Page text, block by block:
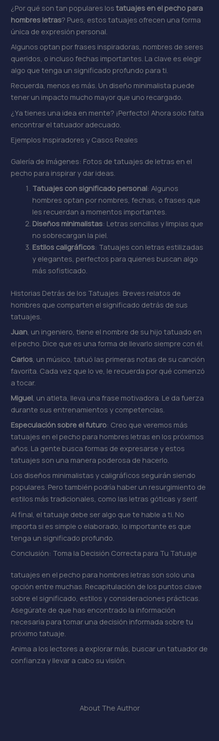
¿Por qué son tan populares lostatuajes en el pecho para
hombres letras? Pues, estos tatuajes ofrecen una forma
única de expresión personal.
Algunos optan por frases inspiradoras, nombres de seres
queridos, o incluso fechas importantes. La clave es elegir
algo que tenga un significado profundo para ti.
Recuerda, menos es más. Un diseño minimalista puede
tener un impacto mucho mayor que uno recargado.
¿Ya tienes una idea en mente? ¡Perfecto! Ahora solo falta
encontrar el tatuador adecuado.
Ejemplos Inspiradores y Casos Reales
Galería de Imágenes: Fotos de tatuajes de letras en el
pecho para inspirar y dar ideas.
Tatuajes con significado personal: Algunos
hombres optan por nombres, fechas, o frases que
les recuerdan a momentos importantes.
Diseños minimalistas: Letras sencillas y limpias que
no sobrecargan la piel.
Estilos caligráficos: Tatuajes con letras estilizadas
y elegantes, perfectos para quienes buscan algo
más sofisticado.
Historias Detrás de los Tatuajes: Breves relatos de
hombres que comparten el significado detrás de sus
tatuajes.
Juan, un ingeniero, tiene el nombre de su hijo tatuado en
el pecho. Dice que es una forma de llevarlo siempre con él.
Carlos , un músico, tatuó las primeras notas de su canción
favorita. Cada vez que lo ve, le recuerda por qué comenzó
a tocar.
Miguel , un atleta, lleva una frase motivadora. Le da fuerza
durante sus entrenamientos y competencias.
Especulación sobre el futuro: Creo que veremos más
tatuajes en el pecho para hombres letras en los próximos
años. La gente busca formas de expresarse y estos
tatuajes son una manera poderosa de hacerlo.
Los diseños minimalistas y caligráficos seguirán siendo
populares. Pero también podría haber un resurgimiento de
estilos más tradicionales, como las letras góticas y serif.
Al final, el tatuaje debe ser algo que te hable a ti. No
importa si es simple o elaborado, lo importante es que
tenga un significado profundo.
Conclusión: Toma la Decisión Correcta para Tu Tatuaje
tatuajes en el pecho para hombres letras son solo una
opción entre muchas. Recapitulación de los puntos clave
sobre el significado, estilos y consideraciones prácticas.
Asegúrate de que has encontrado la información
necesaria para tomar una decisión informada sobre tu
próximo tatuaje.
Anima a los lectores a explorar más, buscar un tatuador de
confianza y llevar a cabo su visión.
About The Author